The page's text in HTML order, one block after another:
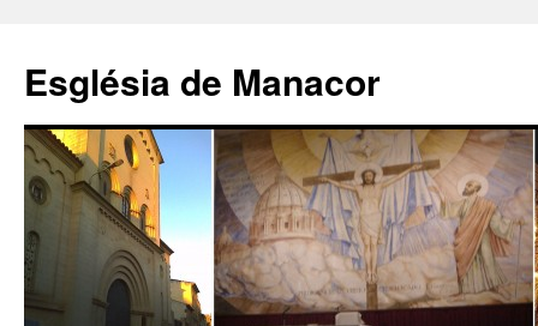
contenido
Església de Manacor